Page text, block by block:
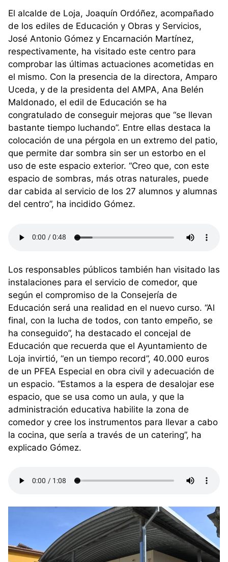
El alcalde de Loja, Joaquín Ordóñez, acompañado
de los ediles de Educación y Obras y Servicios,
José Antonio Gómez y Encarnación Martínez,
respectivamente, ha visitado este centro para
comprobar las últimas actuaciones acometidas en
el mismo. Con la presencia de la directora, Amparo
Uceda, y de la presidenta del AMPA, Ana Belén
Maldonado, el edil de Educación se ha
congratulado de conseguir mejoras que “se llevan
bastante tiempo luchando”. Entre ellas destaca la
colocación de una pérgola en un extremo del patio,
que permite dar sombra sin ser un estorbo en el
uso de este espacio exterior. “Creo que, con este
espacio de sombras, más otras naturales, puede
dar cabida al servicio de los 27 alumnos y alumnas
del centro”, ha incidido Gómez.
Los responsables públicos también han visitado las
instalaciones para el servicio de comedor, que
según el compromiso de la Consejería de
Educación será una realidad en el nuevo curso. “Al
final, con la lucha de todos, con tanto empeño, se
ha conseguido”, ha destacado el concejal de
Educación que recuerda que el Ayuntamiento de
Loja invirtió, “en un tiempo record”, 40.000 euros
de un PFEA Especial en obra civil y adecuación de
un espacio. “Estamos a la espera de desalojar ese
espacio, que se usa como un aula, y que la
administración educativa habilite la zona de
comedor y cree los instrumentos para llevar a cabo
la cocina, que sería a través de un catering”, ha
explicado Gómez.